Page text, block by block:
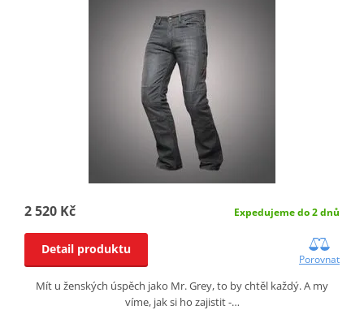
2 520 Kč Expedujeme do 2 dnů
Detail produktu
Porovnat
Mít u ženských úspěch jako Mr. Grey, to by chtěl každý. A my
víme, jak si ho zajistit -…